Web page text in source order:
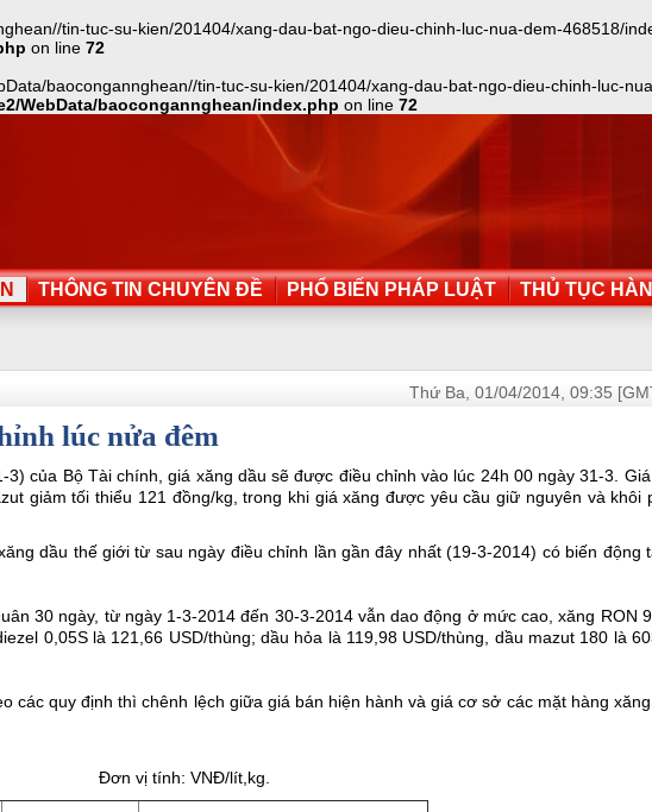
tin-tuc-su-kien/201404/xang-dau-bat-ngo-dieu-chinh-luc-nua-dem-468518/
on line 72
baocongannghean//tin-tuc-su-kien/201404/xang-dau-bat-ngo-dieu-chinh-luc-
WebData/baocongannghean/index.php on line 72
THÔNG TIN CHUYÊN ĐỀ PHỔ BIẾN PHÁP LUẬT THỦ TỤC
Thứ Ba, 01/04/2014, 09:35
lúc nửa đêm
của Bộ Tài chính, giá xăng dầu sẽ được điều chỉnh vào lúc 24h 00 ngày 31-3.
giảm tối thiểu 121 đồng/kg, trong khi giá xăng được yêu cầu giữ nguyên và khôi
dầu thế giới từ sau ngày điều chỉnh lần gần đây nhất (19-3-2014) có biến động
30 ngày, từ ngày 1-3-2014 đến 30-3-2014 vẫn dao động ở mức cao, xăng RON
0,05S là 121,66 USD/thùng; dầu hỏa là 119,98 USD/thùng, dầu mazut 180 là
các quy định thì chênh lệch giữa giá bán hiện hành và giá cơ sở các mặt hàng
Đơn vị tính: VNĐ/lít,kg.